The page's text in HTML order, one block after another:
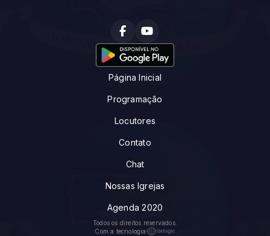
Página Inicial
Programação
Locutores
Contato
Chat
Nossas Igrejas
Agenda 2020
Todos os direitos reservados.
Com a tecnologia